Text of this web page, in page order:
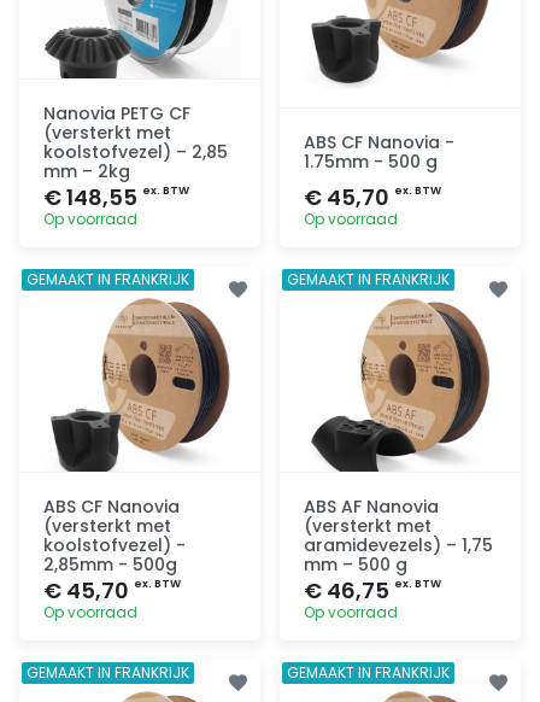
Nanovia PETG CF
(versterkt met
koolstofvezel) – 2,85
mm – 2kg
€ 148,55 ex. BTW
Op voorraad
Toevoegen
ABS CF Nanovia -
1.75mm - 500 g
€ 45,70 ex. BTW
Op voorraad
Toevoegen
ABS CF Nanovia
(versterkt met
koolstofvezel) -
2,85mm - 500g
€ 45,70 ex. BTW
Op voorraad
Toevoegen
GEMAAKT IN FRANKRIJK
ABS AF Nanovia
(versterkt met
aramidevezels) – 1,75
mm – 500 g
€ 46,75 ex. BTW
Op voorraad
Toevoegen
GEMAAKT IN FRANKRIJK
GEMAAKT IN FRANKRIJK GEMAAKT IN FRANKRIJK